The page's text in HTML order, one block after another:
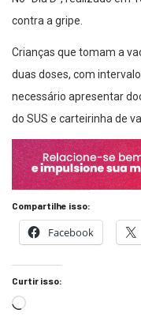
contra a gripe.
Crianças que tomam a
duas doses, com
necessário apresentar
do SUS e carteirinha de
Compartilhe isso:
Facebook
Curtir isso: